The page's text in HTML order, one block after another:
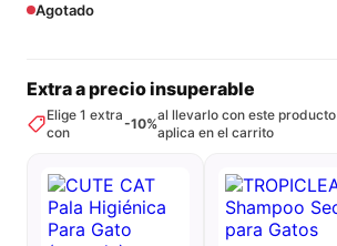
Agotado
Extra a precio insuperable
Elige 1 extra
con
-10%
al llevarlo con este
aplica en el carrito